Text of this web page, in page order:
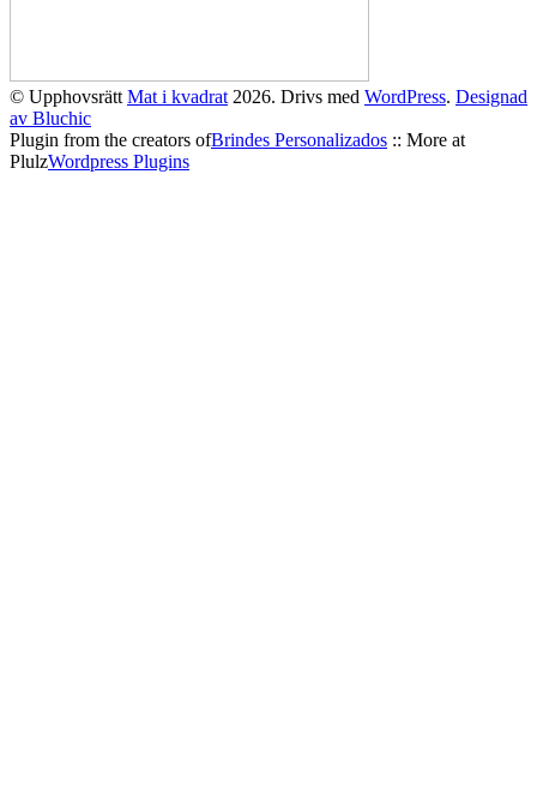
© Upphovsrätt Mat i kvadrat 2026. Drivs med WordPress. Designad
av Bluchic
Plugin from the creators ofBrindes Personalizados :: More at
PlulzWordpress Plugins